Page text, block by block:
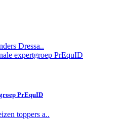
Dressa..
PrEquID
toppers a..